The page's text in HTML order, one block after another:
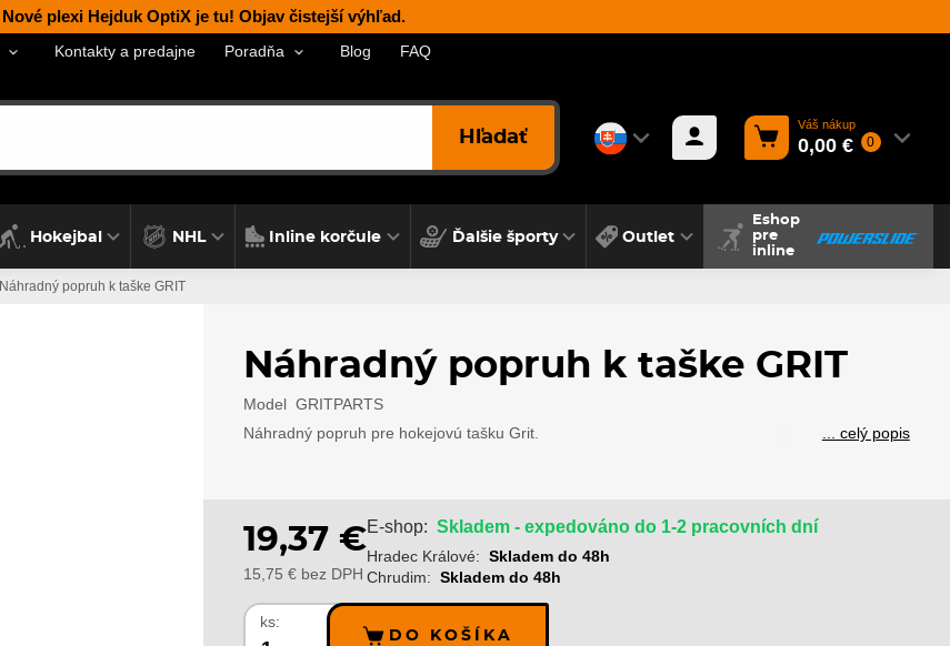
Nové plexi Hejduk OptiX je tu! Objav čistejší výhľad.
Kontakty a predajne Poradňa Blog FAQ
Hľadať
Váš nákup
0,00 € 0
Hokejbal NHL Inline korčule Ďalšie športy Outlet
Eshop
pre
inline
Náhradný popruh k taške GRIT
Náhradný popruh k taške GRIT
Model GRITPARTS
Náhradný popruh pre hokejovú tašku Grit.
... celý popis
19,37 €
15,75 € bez DPH
E-shop: Skladem - expedováno do 1-2 pracovních dní
Hradec Králové: Skladem do 48h
Chrudim: Skladem do 48h
ks:
DO KOŠÍKA